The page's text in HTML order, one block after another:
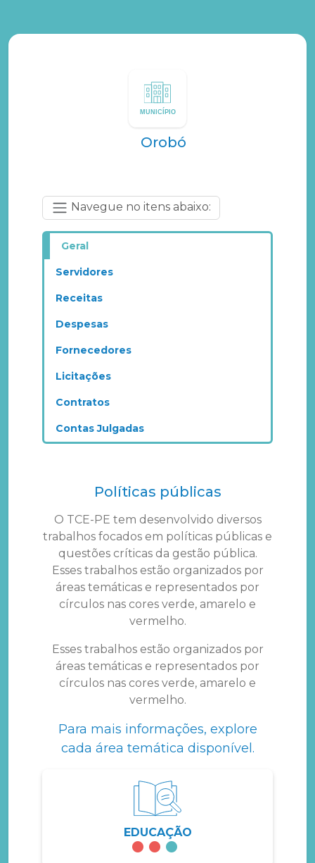
Orobó
Navegue no itens abaixo:
Geral
Servidores
Receitas
Despesas
Fornecedores
Licitações
Contratos
Contas Julgadas
Políticas públicas
O TCE-PE tem desenvolvido diversos
trabalhos focados em políticas públicas e
questões críticas da gestão pública.
Esses trabalhos estão organizados por
áreas temáticas e representados por
círculos nas cores verde, amarelo e
vermelho.
Esses trabalhos estão organizados por
áreas temáticas e representados por
círculos nas cores verde, amarelo e
vermelho.
Para mais informações, explore
cada área temática disponível.
EDUCAÇÃO